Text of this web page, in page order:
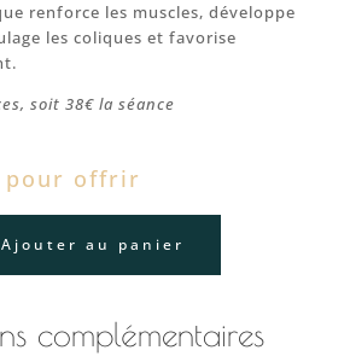
renforce les muscles, développe
les coliques et favorise
soit 38€ la séance
pour offrir
Ajouter au panier
complémentaires